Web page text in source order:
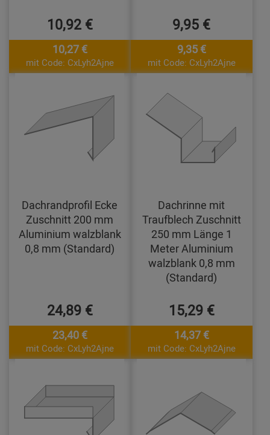
10,92 €
10,27 €
mit Code: CxLyh2Ajne
9,95 €
9,35 €
mit Code: CxLyh2Ajne
Dachrandprofil Ecke
Zuschnitt 200 mm
Aluminium walzblank
0,8 mm (Standard)
24,89 €
23,40 €
mit Code: CxLyh2Ajne
Dachrinne mit
Traufblech Zuschnitt
250 mm Länge 1
Meter Aluminium
walzblank 0,8 mm
(Standard)
15,29 €
14,37 €
mit Code: CxLyh2Ajne